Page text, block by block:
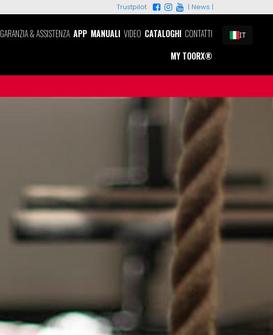
IT
Trustpilot | News |
GARANZIA & ASSISTENZA APP MANUALI VIDEO CATALOGHI CONTATTI
MY TOORX®